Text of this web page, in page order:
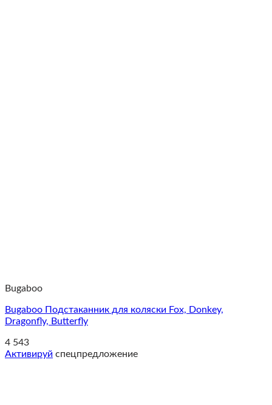
Bugaboo
Bugaboo Подстаканник для коляски Fox, Donkey,
Dragonfly, Butterfly
4 543
Активируй спецпредложение